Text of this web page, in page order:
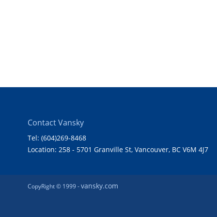
Contact Vansky
Tel: (604)269-8468
Location: 258 - 5701 Granville St, Vancouver, BC V6M 4J7
CopyRight © 1999 -vansky.com